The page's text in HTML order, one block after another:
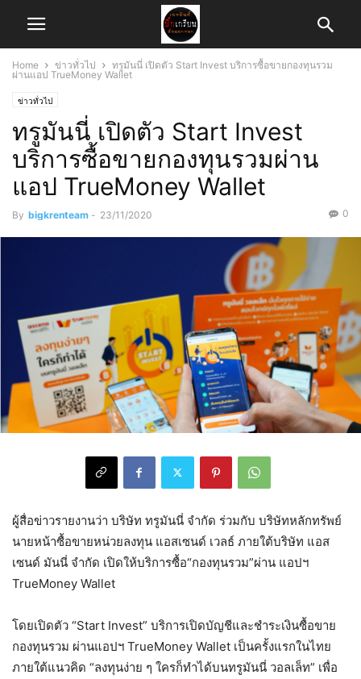
Home ข่าวทั่วไป
ทรูมันนี่ เปิดตัว Start Invest บริการซื้อขายกองทุนรวม
ผ่านแอป TrueMoney Wallet
ข่าวทั่วไป
ทรูมันนี่ เปิดตัว Start Invest
บริการซื้อขายกองทุนรวมผ่าน
แอป TrueMoney Wallet
By bigkrenteam - 23/11/2020 0
ผู้สื่อข่าวรายงานว่า บริษัท ทรูมันนี่ จำกัด ร่วมกับ บริษัทหลักทรัพย์
นายหน้าซื้อขายหน่วยลงทุน แอสเซนด์ เวลธ์ ภายใต้บริษัท แอส
เซนด์ มันนี่ จำกัด เปิดให้บริการซื้อ“กองทุนรวม”ผ่าน แอปฯ
TrueMoney Wallet
โดยเปิดตัว “Start Invest” บริการเปิดบัญชีและชำระเงินซื้อขาย
กองทุนรวม ผ่านแอปฯ TrueMoney Wallet เป็นครั้งแรกในไทย
ภายใต้แนวคิด “ลงทุนง่าย ๆ ใครก็ทำได้บนทรูมันนี่ วอลเล็ท” เพื่อ